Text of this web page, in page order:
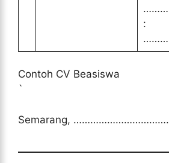
:
Contoh CV Beasiswa
`
Semarang,